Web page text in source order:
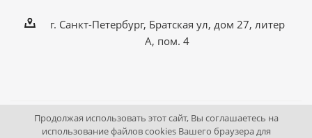
г. Санкт-Петербург, Братская ул, дом 27, литер
А, пом. 4
2009 - 2026 © Промышленное оборудование Интернет
Продолжая использовать этот сайт, Вы соглашаетесь на
использование файлов cookies Вашего браузера для